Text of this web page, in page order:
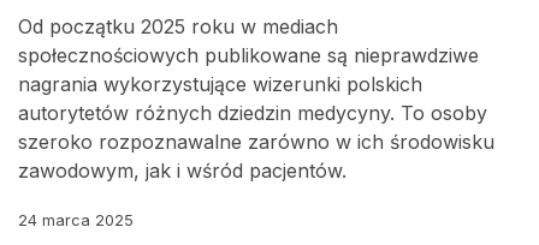
Od początku 2025 roku w mediach
społecznościowych publikowane są nieprawdziwe
nagrania wykorzystujące wizerunki polskich
autorytetów różnych dziedzin medycyny. To osoby
szeroko rozpoznawalne zarówno w ich środowisku
zawodowym, jak i wśród pacjentów.
24 marca 2025